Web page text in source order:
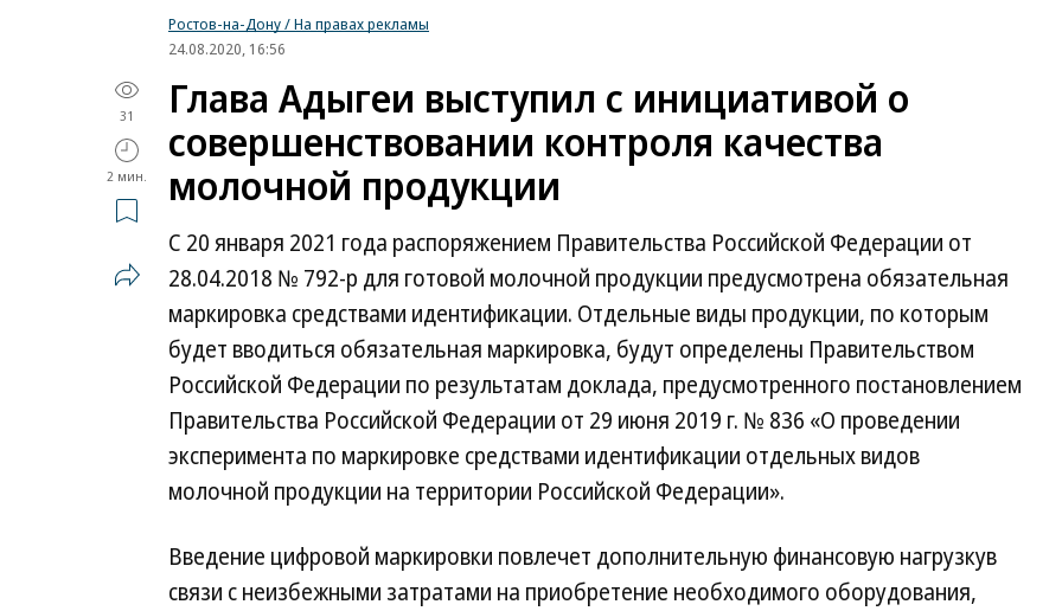
Ростов-на-Дону / На правах рекламы
24.08.2020, 16:56
31
2 мин.
Глава Адыгеи выступил с инициативой о
совершенствовании контроля качества
молочной продукции
С 20 января 2021 года распоряжением Правительства Российской Федерации от
28.04.2018 № 792-р для готовой молочной продукции предусмотрена обязательная
маркировка средствами идентификации. Отдельные виды продукции, по которым
будет вводиться обязательная маркировка, будут определены Правительством
Российской Федерации по результатам доклада, предусмотренного постановлением
Правительства Российской Федерации от 29 июня 2019 г. № 836 «О проведении
эксперимента по маркировке средствами идентификации отдельных видов
молочной продукции на территории Российской Федерации».
Введение цифровой маркировки повлечет дополнительную финансовую нагрузкув
связи с неизбежными затратами на приобретение необходимого оборудования,